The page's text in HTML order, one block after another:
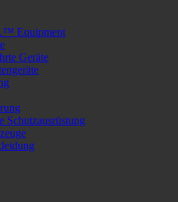
Equipment
Geräte
Schutzausrüstung